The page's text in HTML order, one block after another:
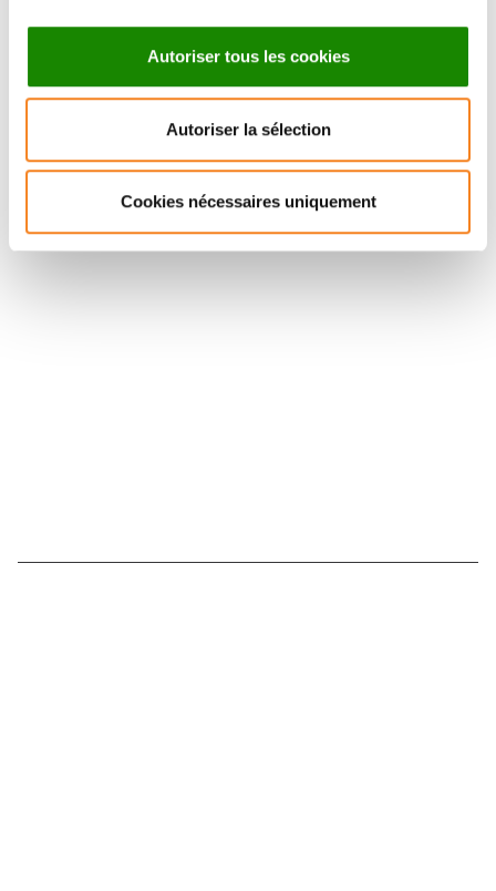
Autoriser tous les cookies
Autoriser la sélection
Cookies nécessaires uniquement
Suivez l'Institut Curie